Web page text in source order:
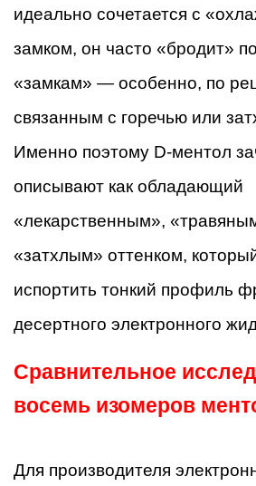
идеально сочетается с
замком, он часто «бродит»
«замкам» — особенно, по
связанным с горечью или
Именно поэтому D-ментол
описывают как обладающий
«лекарственным»,
«затхлым» оттенком,
испортить тонкий профиль
десертного электронного
Сравнительное
восемь изомеров
Для производителя